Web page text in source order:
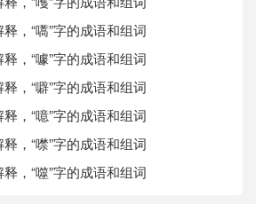
，“嚆”字的成语和组词
，“噱”字的成语和组词
，“噼”字的成语和组词
，“噫”字的成语和组词
，“噤”字的成语和组词
，“噬”字的成语和组词